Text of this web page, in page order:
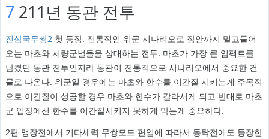
7211년 동관 전투
진삼국무쌍2첫 등장. 전통적인 위군 시나리오로 장안까지 밀고들어
오는 마초와 서량군벌들을 상대하는 전투. 마초가 가장 큰 임팩트를
남켰던 동관 전투인지라 동관이 전통적으로 시나리오에서 중요한 건
물로 나온다. 위군일 경우에는 마초와 한수를 이간질 시키는게 주목적
으로 이간질이 성공할 경우 마초와 한수가 갈라서게 되고 반대로 마초
군 입장에선 한수를 이간질시키지 못하게 막는게 중요하다.
2편 맹장전에서 기타세력 무쌍모드 편입에 따라서 동탁전에도 등장한